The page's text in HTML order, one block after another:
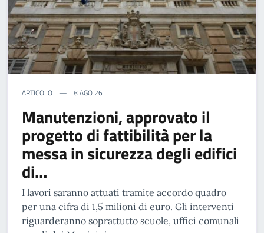
ARTICOLO 8 AGO 26
Manutenzioni, approvato il
progetto di fattibilità per la
messa in sicurezza degli edifici
di…
I lavori saranno attuati tramite accordo quadro
per una cifra di 1,5 milioni di euro. Gli interventi
riguarderanno soprattutto scuole, uffici comunali